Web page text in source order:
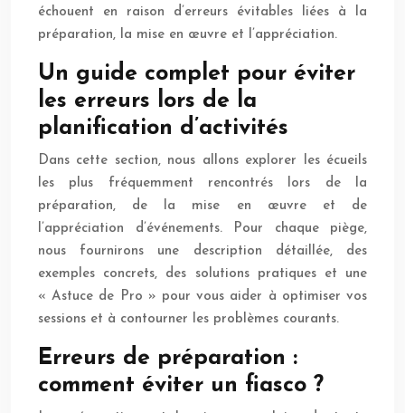
échouent en raison d’erreurs évitables liées à la
préparation, la mise en œuvre et l’appréciation.
Un guide complet pour éviter
les erreurs lors de la
planification d’activités
Dans cette section, nous allons explorer les écueils
les plus fréquemment rencontrés lors de la
préparation, de la mise en œuvre et de
l’appréciation d’événements. Pour chaque piège,
nous fournirons une description détaillée, des
exemples concrets, des solutions pratiques et une
« Astuce de Pro » pour vous aider à optimiser vos
sessions et à contourner les problèmes courants.
Erreurs de préparation :
comment éviter un fiasco ?